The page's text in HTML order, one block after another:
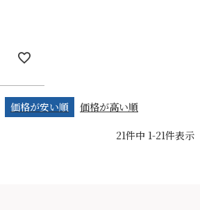
価格が安い順 価格が高い順
21件中 1-21件表示